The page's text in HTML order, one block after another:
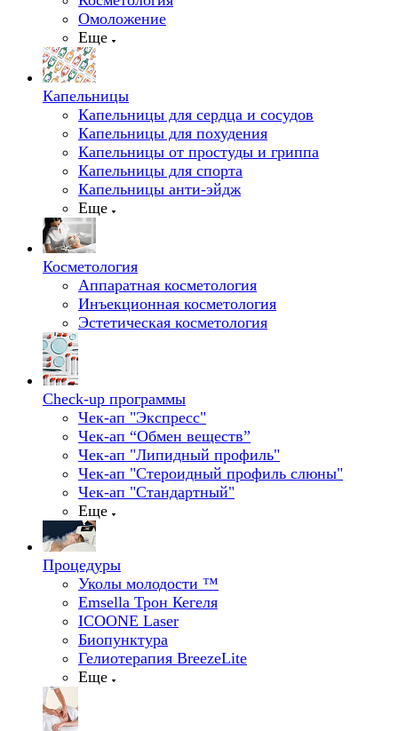
Омоложение
Еще
Капельницы
Капельницы для сердца и сосудов
Капельницы для похудения
Капельницы от простуды и гриппа
Капельницы для спорта
Капельницы анти-эйдж
Еще
Косметология
Аппаратная косметология
Инъекционная косметология
Эстетическая косметология
Check-up программы
Чек-ап "Экспресс"
Чек-ап “Обмен веществ”
Чек-ап "Липидный профиль"
Чек-ап "Стероидный профиль слюны"
Чек-ап "Стандартный"
Еще
Процедуры
Уколы молодости ™
Emsella Трон Кегеля
ICOONE Laser
Биопунктура
Гелиотерапия BreezeLite
Еще